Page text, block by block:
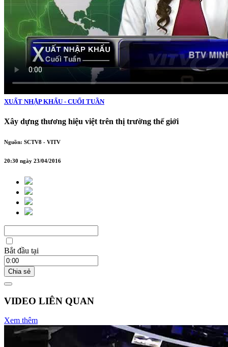
XUẤT NHẬP KHẨU - CUỐI TUẦN
Xây dựng thương hiệu việt trên thị trường thế giới
Nguồn: SCTV8 - VITV
20:30 ngày 23/04/2016
Bắt đầu tại
Chia sẻ
VIDEO LIÊN QUAN
Xem thêm